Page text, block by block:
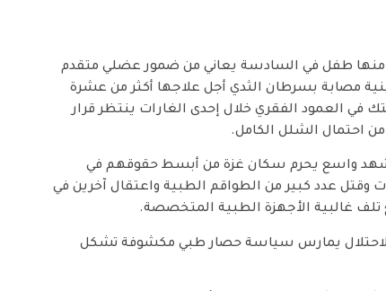
منها طفل في السادسة يعاني من ضمور عضلي متقدم
مصابة بسرطان الثدي أجل علاجها أكثر من عشرة
العمود الفقري خلال إحدى الغارات ينتظر قرار
من احتمال الشلل الكامل.
مشهد واسع يحرم سكان غزة من أبسط حقوقهم في
عدد كبير من الطواقم الطبية واعتقال آخرين في
غالبية الأجهزة الطبية المتخصصة.
الاحتلال يمارس سياسة حصار طبي مكشوفة تشكل